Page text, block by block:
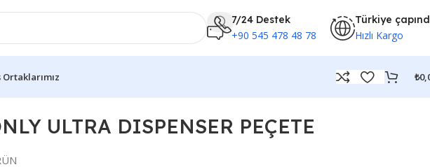
7/24 Destek
+90 545 478 48 78
Türkiye
Hızlı Kargo
Ortaklarımız ₺
ULTRA DISPENSER PEÇETE